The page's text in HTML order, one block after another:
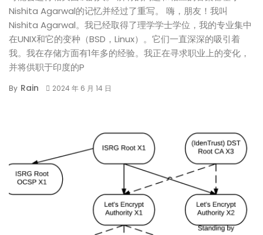
Nishita Agarwal的记忆并经过了重写。 嗨，朋友！我叫
Nishita Agarwal。我已经取得了理学学士学位，我的专业集中
在UNIX和它的变种（BSD，Linux）。它们一直深深的吸引着
我。我在存储方面有1年多的经验。我正在寻求职业上的变化，
并将供职于印度的P
By Rain 2024 年 6 月 14 日